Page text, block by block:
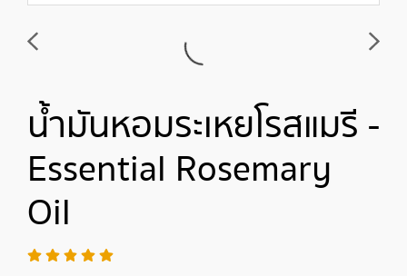
น้ำมันหอมระเหยโรสแมรี -
Essential Rosemary
Oil